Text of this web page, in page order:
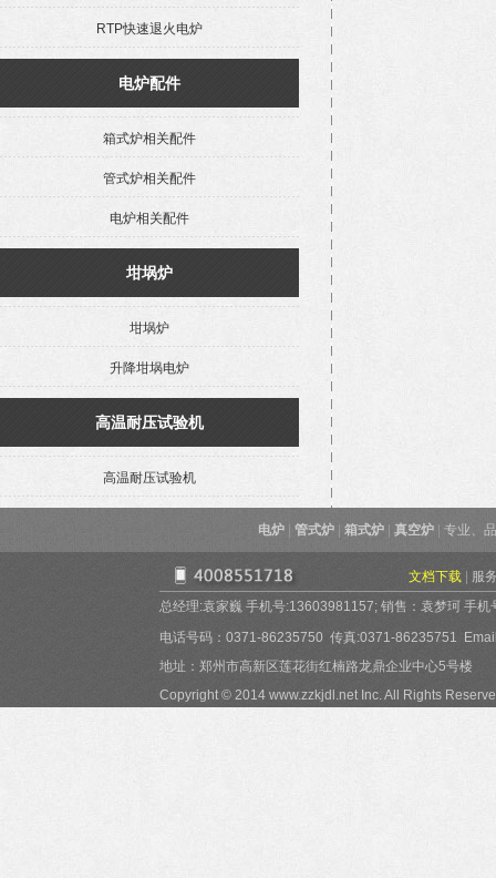
RTP快速退火电炉
电炉配件
箱式炉相关配件
管式炉相关配件
电炉相关配件
坩埚炉
坩埚炉
升降坩埚电炉
高温耐压试验机
高温耐压试验机
电炉 管式炉 箱式炉 真空炉 专业、
文档下载
服
总经理:袁家巍 手机号:13603981157; 销售：袁梦珂 手
电话号码：0371-86235750 传真:0371-86235751
地址：郑州市高新区莲花街红楠路龙鼎企业中心5号楼
Copyright © 2014 www.zzkjdl.net Inc. All Rights